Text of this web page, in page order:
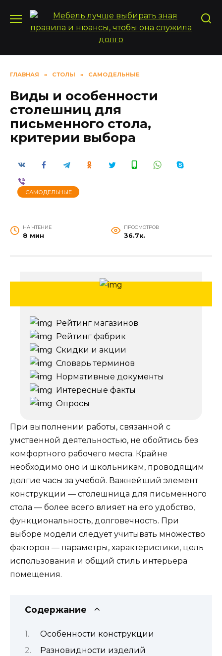
содержанию
ГЛАВНАЯ » СТОЛЫ » САМОДЕЛЬНЫЕ
Виды и особенности
столешниц для
письменного стола,
критерии выбора
САМОДЕЛЬНЫЕ
НА ЧТЕНИЕ
8 мин
ПРОСМОТРОВ
36.7к.
Рейтинг магазинов
Рейтинг фабрик
Скидки и акции
Словарь терминов
Нормативные документы
Интересные факты
Опросы
При выполнении работы, связанной с
умственной деятельностью, не обойтись без
комфортного рабочего места. Крайне
необходимо оно и школьникам, проводящим
долгие часы за учебой. Важнейший элемент
конструкции — столешница для письменного
стола — более всего влияет на его удобство,
функциональность, долговечность. При
выборе модели следует учитывать множество
факторов — параметры, характеристики, цель
использования и общий стиль интерьера
помещения.
Содержание
Особенности конструкции
Разновидности изделий